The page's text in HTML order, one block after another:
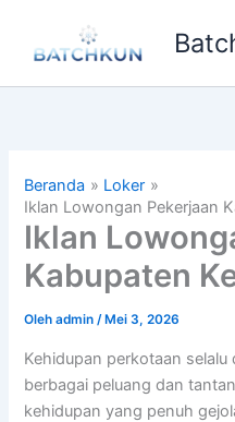
konten
Beranda
Loker
Iklan Lowongan Pekerjaan
Iklan
Kabupaten
Olehadmin/ Mei 3, 2026
Kehidupan perkotaan
berbagai peluang dan
kehidupan yang penuh